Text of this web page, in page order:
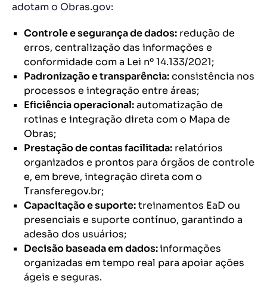
adotam o Obras.gov:
Controle e segurança de dados: redução de
erros, centralização das informações e
conformidade com a Lei nº 14.133/2021;
Padronização e transparência:consistência nos
processos e integração entre áreas;
Eficiência operacional:automatização de
rotinas e integração direta com o Mapa de
Obras;
Prestação de contas facilitada: relatórios
organizados e prontos para órgãos de controle
e, em breve, integração direta com o
Transferegov.br;
Capacitação e suporte:treinamentos EaD ou
presenciais e suporte contínuo, garantindo a
adesão dos usuários;
Decisão baseada em dados:informações
organizadas em tempo real para apoiar ações
ágeis e seguras.